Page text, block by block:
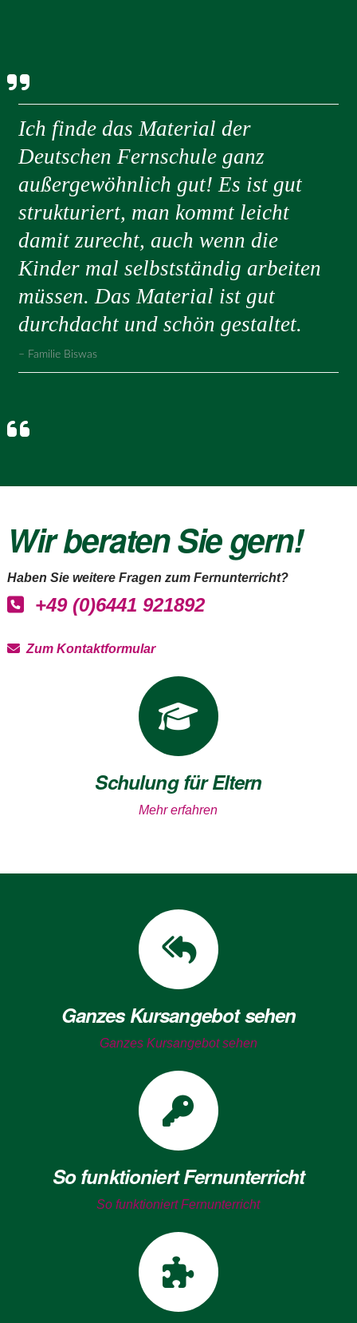
Ich finde das Material der
Deutschen Fernschule ganz
außergewöhnlich gut! Es ist gut
strukturiert, man kommt leicht
damit zurecht, auch wenn die
Kinder mal selbstständig arbeiten
müssen. Das Material ist gut
durchdacht und schön gestaltet.
Familie Biswas
Wir beraten Sie gern!
Haben Sie weitere Fragen zum Fernunterricht?
+49 (0)6441 921892
Zum Kontaktformular
Schulung für Eltern
Mehr erfahren
Ganzes Kursangebot sehen
Ganzes Kursangebot sehen
So funktioniert Fernunterricht
So funktioniert Fernunterricht